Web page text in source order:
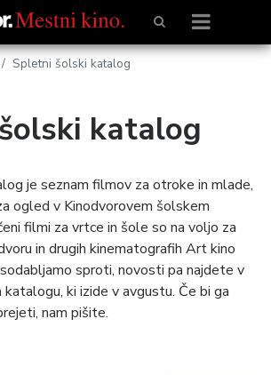
Spletni šolski katalog
katalog
je seznam filmov za otroke in mlade,
ogled v Kinodvorovem šolskem
filmi za vrtce in šole so na voljo za
in drugih kinematografih Art kino
sproti, novosti pa najdete v
ki izide v avgustu. Če bi ga
nam pišite.